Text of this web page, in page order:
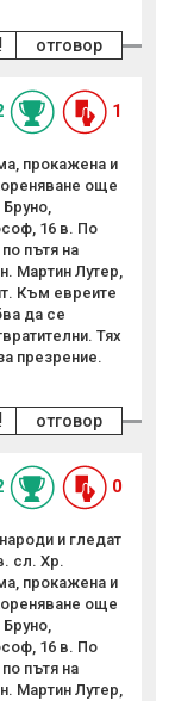
отговор
!
1
прокажена и
още
16 в. По
пътя на
Мартин Лутер,
Към евреите
да се
Тях
презрение.
отговор
!
0
и гледат
сл. Хр.
прокажена и
още
16 в. По
пътя на
Мартин Лутер,